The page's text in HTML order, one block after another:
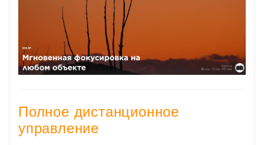
Полное дистанционное
управление